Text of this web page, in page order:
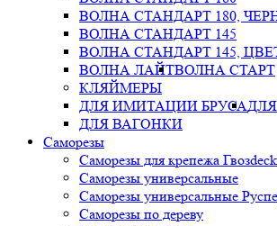
ВОЛНА СТАНДАРТ 180,
ВОЛНА СТАНДАРТ 145
ВОЛНА СТАНДАРТ 145,
ВОЛНА ЛАЙТВОЛНА СТАРТ
КЛЯЙМЕРЫ
ДЛЯ ИМИТАЦИИ БРУСА
ДЛЯ ВАГОНКИ
Саморезы
Саморезы для крепежа Гвозdeck
Саморезы универсальные
Саморезы универсальные
Саморезы по дереву